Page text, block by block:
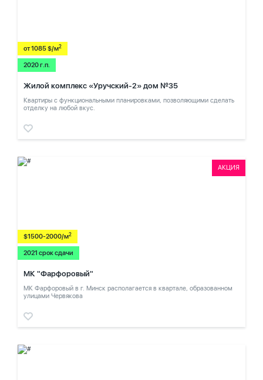
от 1085 $/м2
2020 г.п.
Жилой комплекс «Уручский-2» дом №35
Квартиры с функциональными планировками, позволяющими сделать
отделку на любой вкус.
АКЦИЯ
$1500-2000/м2
2021 срок сдачи
МК "Фарфоровый"
МК Фарфоровый в г. Минск располагается в квартале, образованном
улицами Червякова